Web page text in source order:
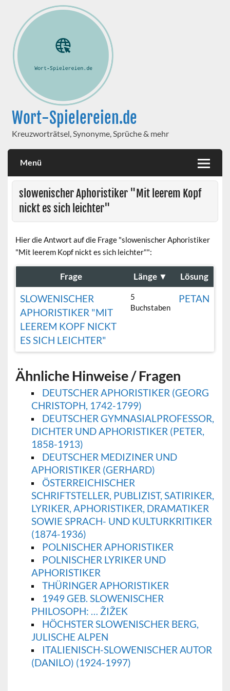
Wort-Spielereien.de
Kreuzworträtsel, Synonyme, Sprüche & mehr
Menü
slowenischer Aphoristiker "Mit leerem Kopf
nickt es sich leichter"
Hier die Antwort auf die Frage "slowenischer Aphoristiker
"Mit leerem Kopf nickt es sich leichter"":
Frage Länge ▼ Lösung
SLOWENISCHER
APHORISTIKER "MIT
LEEREM KOPF NICKT
ES SICH LEICHTER"
5
Buchstaben
PETAN
Ähnliche Hinweise / Fragen
DEUTSCHER APHORISTIKER (GEORG
CHRISTOPH, 1742-1799)
DEUTSCHER GYMNASIALPROFESSOR,
DICHTER UND APHORISTIKER (PETER,
1858-1913)
DEUTSCHER MEDIZINER UND
APHORISTIKER (GERHARD)
ÖSTERREICHISCHER
SCHRIFTSTELLER, PUBLIZIST, SATIRIKER,
LYRIKER, APHORISTIKER, DRAMATIKER
SOWIE SPRACH- UND KULTURKRITIKER
(1874-1936)
POLNISCHER APHORISTIKER
POLNISCHER LYRIKER UND
APHORISTIKER
THÜRINGER APHORISTIKER
1949 GEB. SLOWENISCHER
PHILOSOPH: … ŽIŽEK
HÖCHSTER SLOWENISCHER BERG,
JULISCHE ALPEN
ITALIENISCH-SLOWENISCHER AUTOR
(DANILO) (1924-1997)